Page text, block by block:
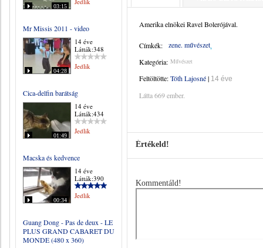
03:15
Mr Missis 2011 - video
04:28
14 éve
Látták:348
Jedlik
Cica-delfin barátság
01:49
14 éve
Látták:434
Jedlik
Macska és kedvence
00:34
14 éve
Látták:390
Jedlik
Guang Dong - Pas de deux - LE
PLUS GRAND CABARET DU
MONDE (480 x 360)
Amerika elnökei Ravel Bolerójával.
Címkék:
zene. művészet
Kategória: Művészet
Feltöltötte:Tóth Lajosné| 14 éve
Látta 669 ember.
Értékeld!
Kommentáld!